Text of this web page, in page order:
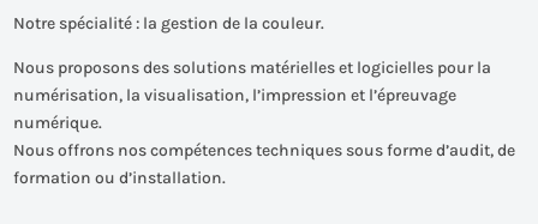
Notre spécialité : la gestion de la couleur.
Nous proposons des solutions matérielles et logicielles pour la
numérisation, la visualisation, l’impression et l’épreuvage
numérique.
Nous offrons nos compétences techniques sous forme d’audit, de
formation ou d’installation.